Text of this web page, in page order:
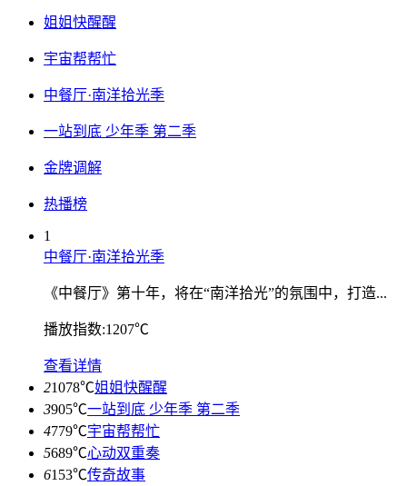
姐姐快醒醒
宇宙帮帮忙
中餐厅·南洋拾光季
一站到底 少年季 第二季
金牌调解
热播榜
1
中餐厅·南洋拾光季
《中餐厅》第十年，将在“南洋拾光”的氛围中，打造...
播放指数:1207℃
查看详情
21078℃姐姐快醒醒
3905℃一站到底 少年季 第二季
4779℃宇宙帮帮忙
5689℃心动双重奏
6153℃传奇故事